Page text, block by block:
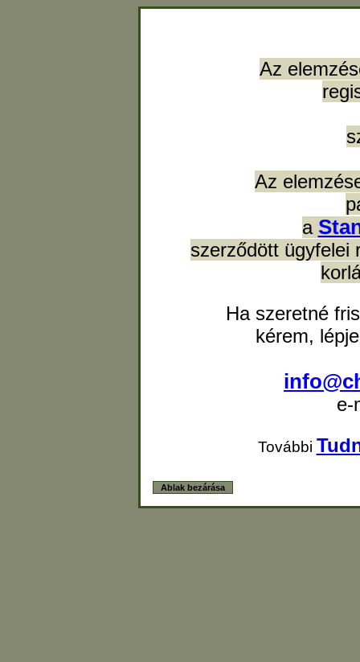
Az
Az
a
szerződött ügyfelei
Ha szeretné
kérem,
e-
További